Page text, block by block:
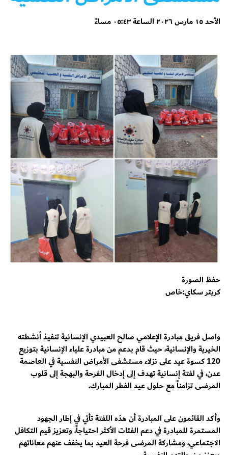
الأحد ١٥ مارس ٢٠٢٦ الساعة ٠٥:٤٣ مساءً
حفظ الصورة
كريتر سكاي:خاص
واصل فريق مبادرة الإعلامي صالح العبيدي الإنسانية تنفيذ أنشطته
الخيرية والإنسانية، حيث قام بدعم من مبادرة علياء الإنسانية بتوزيع
120 كسوة عيد على نزلاء مستشفى الأمراض النفسية في العاصمة
عدن، في لفتة إنسانية تهدف إلى إدخال الفرحة والبهجة إلى قلوب
المرضى تزامناً مع حلول عيد الفطر المبارك.
وأكد القائمون على المبادرة أن هذه اللفتة تأتي في إطار الجهود
المستمرة للمبادرة في دعم الفئات الأكثر احتياجاً، وتعزيز قيم التكافل
الاجتماعي، ومشاركة المرضى فرحة العيد بما يخفف عنهم معاناتهم